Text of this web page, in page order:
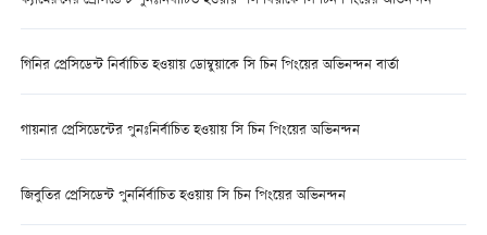
গিনির প্রেসিডেন্ট নির্বাচিত হওয়ায় ডোম্বুয়াকে সি চিন পিংয়ের অভিনন্দন বার্তা
গায়নার প্রেসিডেন্টের পুনঃনির্বাচিত হওয়ায় সি চিন পিংয়ের অভিনন্দন
জিবুতির প্রেসিডেন্ট পুনর্নির্বাচিত হওয়ায় সি চিন পিংয়ের অভিনন্দন